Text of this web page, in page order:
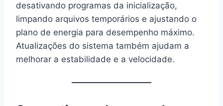
desativando programas da inicialização,
limpando arquivos temporários e ajustando o
plano de energia para desempenho máximo.
Atualizações do sistema também ajudam a
melhorar a estabilidade e a velocidade.